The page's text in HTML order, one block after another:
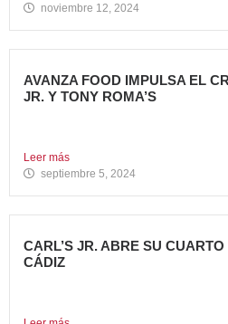
noviembre 12, 2024
AVANZA FOOD IMPULSA EL
JR. Y TONY ROMA’S
Leer más
septiembre 5, 2024
CARL’S JR. ABRE SU
CÁDIZ